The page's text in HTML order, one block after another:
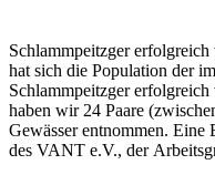
Schlammpeitzger
hat sich die Population der
Schlammpeitzger
haben wir 24 Paare
Gewässer entnommen. Eine
des VANT e.V., der